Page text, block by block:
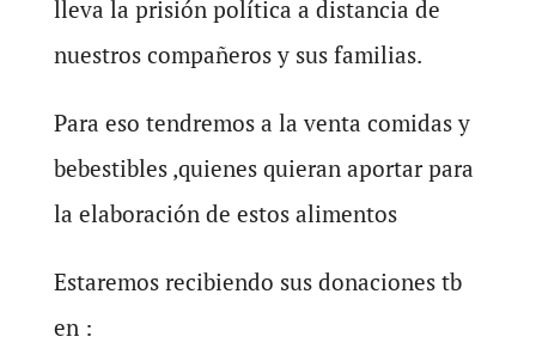
lleva la prisión política a distancia de
nuestros compañeros y sus familias.
Para eso tendremos a la venta comidas y
bebestibles ,quienes quieran aportar para
la elaboración de estos alimentos
Estaremos recibiendo sus donaciones tb
en :